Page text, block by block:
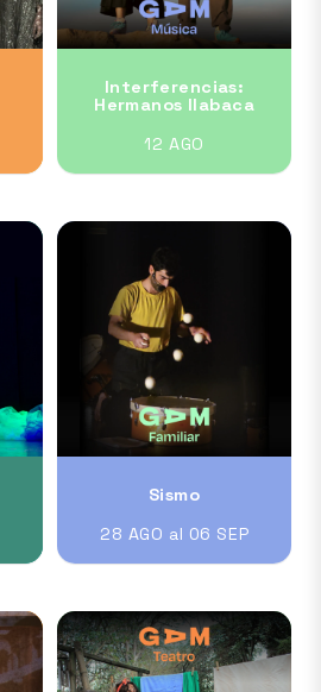
Interferencias:
Hermanos Ilabaca
12 AGO
Sismo
28 AGO al 06 SEP